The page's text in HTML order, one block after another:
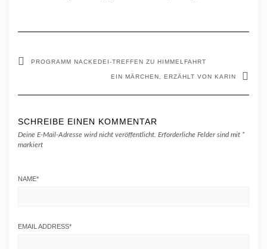
PROGRAMM NACKEDEI-TREFFEN ZU HIMMELFAHRT
EIN MÄRCHEN, ERZÄHLT VON KARIN
SCHREIBE EINEN KOMMENTAR
Deine E-Mail-Adresse wird nicht veröffentlicht. Erforderliche Felder sind mit *
markiert
NAME*
EMAIL ADDRESS*